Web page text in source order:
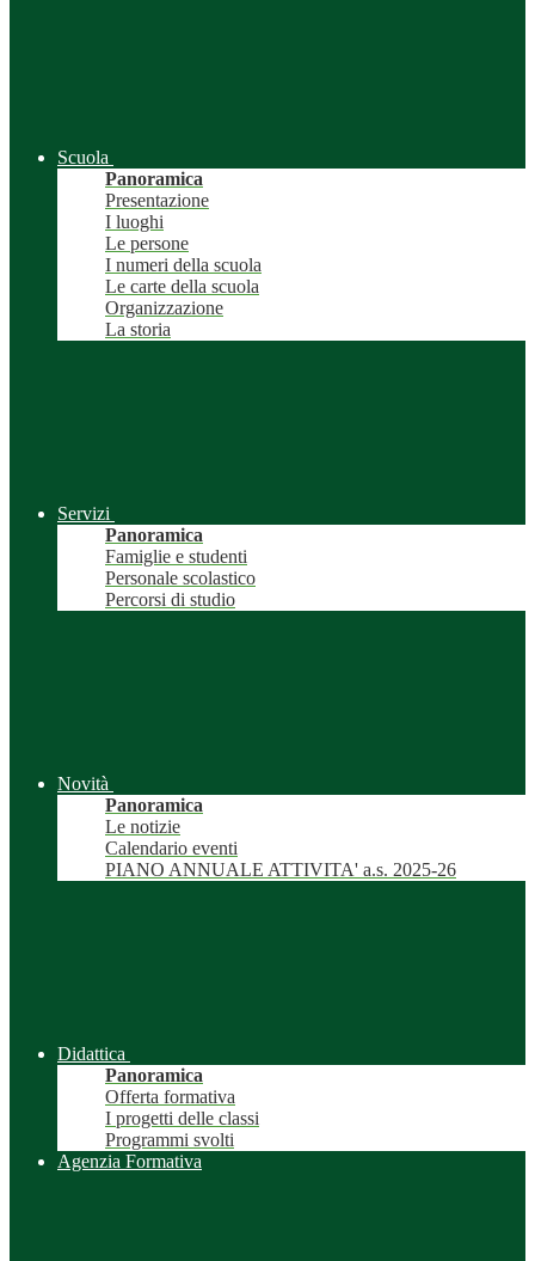
Scuola
Panoramica
Presentazione
I luoghi
Le persone
I numeri della scuola
Le carte della scuola
Organizzazione
La storia
Servizi
Panoramica
Famiglie e studenti
Personale scolastico
Percorsi di studio
Novità
Panoramica
Le notizie
Calendario eventi
PIANO ANNUALE ATTIVITA' a.s. 2025-26
Didattica
Panoramica
Offerta formativa
I progetti delle classi
Programmi svolti
Agenzia Formativa